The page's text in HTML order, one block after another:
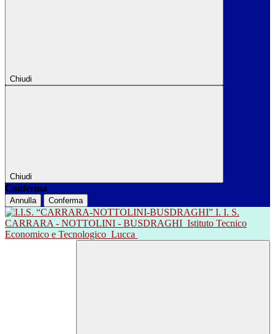
Chiudi
Chiudi
Conferma
Annulla Conferma
I. I. S.
CARRARA - NOTTOLINI - BUSDRAGHI Istituto Tecnico
Economico e Tecnologico Lucca